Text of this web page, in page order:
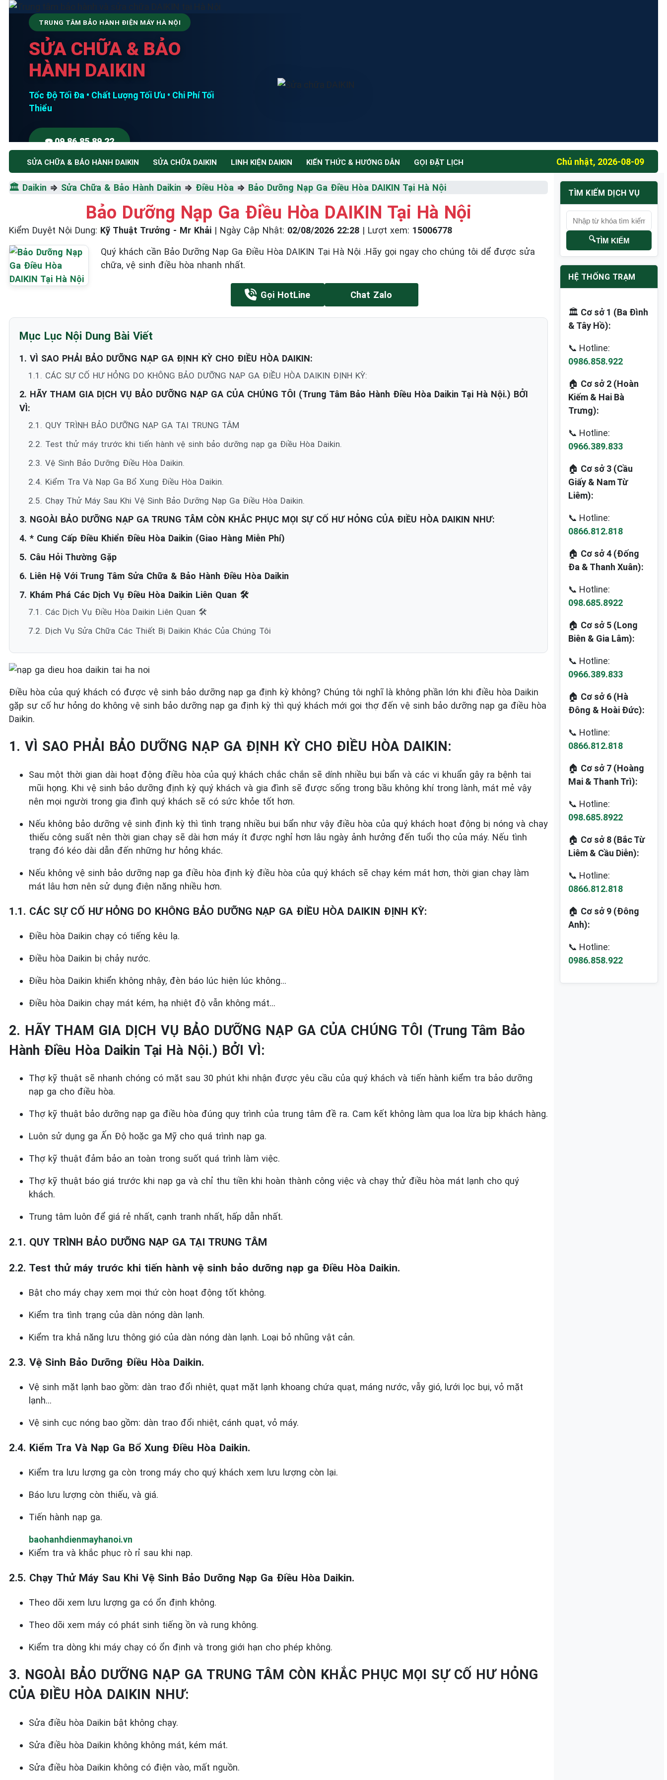
TRUNG TÂM BẢO HÀNH ĐIỆN MÁY HÀ NỘI
SỬA CHỮA & BẢO
HÀNH DAIKIN
Tốc Độ Tối Đa • Chất Lượng Tối Ưu • Chi Phí Tối
Thiểu
☎️ 09.86.85.89.22
SỬA CHỮA & BẢO HÀNH DAIKIN SỬA CHỮA DAIKIN LINH KIỆN DAIKIN KIẾN THỨC & HƯỚNG DẪN GỌI ĐẶT LỊCH Chủ nhật, 2026-08-09
🏛️ Daikin ⇒ Sửa Chữa & Bảo Hành Daikin ⇒ Điều Hòa ⇒ Bảo Dưỡng Nạp Ga Điều Hòa DAIKIN Tại Hà Nội
Bảo Dưỡng Nạp Ga Điều Hòa DAIKIN Tại Hà Nội
Kiểm Duyệt Nội Dung: Kỹ Thuật Trưởng - Mr Khải | Ngày Cập Nhật: 02/08/2026 22:28 | Lượt xem: 15006778
Quý khách cần Bảo Dưỡng Nạp Ga Điều Hòa DAIKIN Tại Hà Nội .Hãy gọi ngay cho chúng tôi dể được sửa
chữa, vệ sinh điều hòa nhanh nhất.
Gọi HotLine Chat Zalo
Mục Lục Nội Dung Bài Viết
1. VÌ SAO PHẢI BẢO DƯỠNG NẠP GA ĐỊNH KỲ CHO ĐIỀU HÒA DAIKIN:
1.1. CÁC SỰ CỐ HƯ HỎNG DO KHÔNG BẢO DƯỠNG NẠP GA ĐIỀU HÒA DAIKIN ĐỊNH KỲ:
2. HÃY THAM GIA DỊCH VỤ BẢO DƯỠNG NẠP GA CỦA CHÚNG TÔI (Trung Tâm Bảo Hành Điều Hòa Daikin Tại Hà Nội.) BỞI
VÌ:
2.1. QUY TRÌNH BẢO DƯỠNG NẠP GA TẠI TRUNG TÂM
2.2. Test thử máy trước khi tiến hành vệ sinh bảo dưỡng nạp ga Điều Hòa Daikin.
2.3. Vệ Sinh Bảo Dưỡng Điều Hòa Daikin.
2.4. Kiểm Tra Và Nạp Ga Bổ Xung Điều Hòa Daikin.
2.5. Chạy Thử Máy Sau Khi Vệ Sinh Bảo Dưỡng Nạp Ga Điều Hòa Daikin.
3. NGOÀI BẢO DƯỠNG NẠP GA TRUNG TÂM CÒN KHẮC PHỤC MỌI SỰ CỐ HƯ HỎNG CỦA ĐIỀU HÒA DAIKIN NHƯ:
4. * Cung Cấp Điều Khiển Điều Hòa Daikin (Giao Hàng Miễn Phí)
5. Câu Hỏi Thường Gặp
6. Liên Hệ Với Trung Tâm Sửa Chữa & Bảo Hành Điều Hòa Daikin
7. Khám Phá Các Dịch Vụ Điều Hòa Daikin Liên Quan 🛠️
7.1. Các Dịch Vụ Điều Hòa Daikin Liên Quan 🛠️
7.2. Dịch Vụ Sửa Chữa Các Thiết Bị Daikin Khác Của Chúng Tôi
Điều hòa của quý khách có được vệ sinh bảo dưỡng nạp ga định kỳ không? Chúng tôi nghĩ là không phần lớn khi điều hòa Daikin
gặp sự cố hư hỏng do không vệ sinh bảo dưỡng nạp ga định kỳ thì quý khách mới gọi thợ đến vệ sinh bảo dưỡng nạp ga điều hòa
Daikin.
1. VÌ SAO PHẢI BẢO DƯỠNG NẠP GA ĐỊNH KỲ CHO ĐIỀU HÒA DAIKIN:
Sau một thời gian dài hoạt động điều hòa của quý khách chắc chắn sẽ dính nhiều bụi bẩn và các vi khuẩn gây ra bệnh tai
mũi họng. Khi vệ sinh bảo dưỡng định kỳ quý khách và gia đình sẽ được sống trong bầu không khí trong lành, mát mẻ vậy
nên mọi người trong gia đình quý khách sẽ có sức khỏe tốt hơn.
Nếu không bảo dưỡng vệ sinh định kỳ thì tình trạng nhiều bụi bẩn như vậy điều hòa của quý khách hoạt động bị nóng và chạy
thiếu công suất nên thời gian chạy sẽ dài hơn máy ít được nghỉ hơn lâu ngày ảnh hưởng đến tuổi thọ của máy. Nếu tình
trạng đó kéo dài dẫn đến những hư hỏng khác.
Nếu không vệ sinh bảo dưỡng nạp ga điều hòa định kỳ điều hòa của quý khách sẽ chạy kém mát hơn, thời gian chạy làm
mát lâu hơn nên sử dụng điện năng nhiều hơn.
1.1. CÁC SỰ CỐ HƯ HỎNG DO KHÔNG BẢO DƯỠNG NẠP GA ĐIỀU HÒA DAIKIN ĐỊNH KỲ:
Điều hòa Daikin chạy có tiếng kêu lạ.
Điều hòa Daikin bị chảy nước.
Điều hòa Daikin khiển không nhậy, đèn báo lúc hiện lúc không…
Điều hòa Daikin chạy mát kém, hạ nhiệt độ vẫn không mát…
2. HÃY THAM GIA DỊCH VỤ BẢO DƯỠNG NẠP GA CỦA CHÚNG TÔI (Trung Tâm Bảo
Hành Điều Hòa Daikin Tại Hà Nội.) BỞI VÌ:
Thợ kỹ thuật sẽ nhanh chóng có mặt sau 30 phút khi nhận được yêu cầu của quý khách và tiến hành kiểm tra bảo dưỡng
nạp ga cho điều hòa.
Thợ kỹ thuật bảo dưỡng nạp ga điều hòa đúng quy trình của trung tâm đề ra. Cam kết không làm qua loa lừa bịp khách hàng.
Luôn sử dụng ga Ấn Độ hoặc ga Mỹ cho quá trình nạp ga.
Thợ kỹ thuật đảm bảo an toàn trong suốt quá trình làm việc.
Thợ kỹ thuật báo giá trước khi nạp ga và chỉ thu tiền khi hoàn thành công việc và chạy thử điều hòa mát lạnh cho quý
khách.
Trung tâm luôn để giá rẻ nhất, cạnh tranh nhất, hấp dẫn nhất.
2.1. QUY TRÌNH BẢO DƯỠNG NẠP GA TẠI TRUNG TÂM
2.2. Test thử máy trước khi tiến hành vệ sinh bảo dưỡng nạp ga Điều Hòa Daikin.
Bật cho máy chạy xem mọi thứ còn hoạt động tốt không.
Kiểm tra tình trạng của dàn nóng dàn lạnh.
Kiểm tra khả năng lưu thông gió của dàn nóng dàn lạnh. Loại bỏ nhũng vật cản.
2.3. Vệ Sinh Bảo Dưỡng Điều Hòa Daikin.
Vệ sinh mặt lạnh bao gồm: dàn trao đổi nhiệt, quạt mặt lạnh khoang chứa quạt, máng nước, vẫy gió, lưới lọc bụi, vỏ mặt
lạnh…
Vệ sinh cục nóng bao gồm: dàn trao đổi nhiệt, cánh quạt, vỏ máy.
2.4. Kiểm Tra Và Nạp Ga Bổ Xung Điều Hòa Daikin.
Kiểm tra lưu lượng ga còn trong máy cho quý khách xem lưu lượng còn lại.
Báo lưu lượng còn thiếu, và giá.
Tiến hành nạp ga.
baohanhdienmayhanoi.vn
Kiểm tra và khắc phục rò rỉ sau khi nạp.
2.5. Chạy Thử Máy Sau Khi Vệ Sinh Bảo Dưỡng Nạp Ga Điều Hòa Daikin.
Theo dõi xem lưu lượng ga có ổn định không.
Theo dõi xem máy có phát sinh tiếng ồn và rung không.
Kiểm tra dòng khi máy chạy có ổn định và trong giới hạn cho phép không.
3. NGOÀI BẢO DƯỠNG NẠP GA TRUNG TÂM CÒN KHẮC PHỤC MỌI SỰ CỐ HƯ HỎNG
CỦA ĐIỀU HÒA DAIKIN NHƯ:
Sửa điều hòa Daikin bật không chạy.
Sửa điều hòa Daikin không không mát, kém mát.
Sửa điều hòa Daikin không có điện vào, mất nguồn.
TÌM KIẾM DỊCH VỤ
🔍TÌM KIẾM
HỆ THỐNG TRẠM
🏛️ Cơ sở 1 (Ba Đình
& Tây Hồ):
📞 Hotline:
0986.858.922
🏠 Cơ sở 2 (Hoàn
Kiếm & Hai Bà
Trưng):
📞 Hotline:
0966.389.833
🏠 Cơ sở 3 (Cầu
Giấy & Nam Từ
Liêm):
📞 Hotline:
0866.812.818
🏠 Cơ sở 4 (Đống
Đa & Thanh Xuân):
📞 Hotline:
098.685.8922
🏠 Cơ sở 5 (Long
Biên & Gia Lâm):
📞 Hotline:
0966.389.833
🏠 Cơ sở 6 (Hà
Đông & Hoài Đức):
📞 Hotline:
0866.812.818
🏠 Cơ sở 7 (Hoàng
Mai & Thanh Trì):
📞 Hotline:
098.685.8922
🏠 Cơ sở 8 (Bắc Từ
Liêm & Cầu Diễn):
📞 Hotline:
0866.812.818
🏠 Cơ sở 9 (Đông
Anh):
📞 Hotline:
0986.858.922